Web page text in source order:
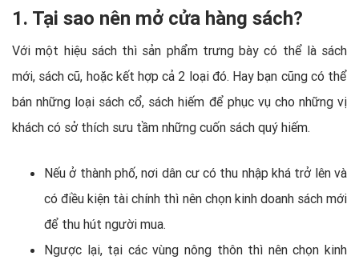
1. Tại sao nên mở cửa hàng sách?
Với một hiệu sách thì sản phẩm trưng bày có thể là sách
mới, sách cũ, hoặc kết hợp cả 2 loại đó. Hay bạn cũng có thể
bán những loại sách cổ, sách hiếm để phục vụ cho những vị
khách có sở thích sưu tầm những cuốn sách quý hiếm.
Nếu ở thành phố, nơi dân cư có thu nhập khá trở lên và
có điều kiện tài chính thì nên chọn kinh doanh sách mới
để thu hút người mua.
Ngược lại, tại các vùng nông thôn thì nên chọn kinh